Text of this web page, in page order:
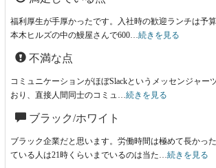
福利厚生が手厚かったです。入社時の歓迎ランチは予
本木ヒルズの中の鰻屋さんで600…続きを見る
不満な点
コミュニケーションがほぼSlackというメッセンジャー
おり、直接人間同士のコミュ…続きを見る
ブラック/ホワイト
ブラック企業だと思います。労働時間は極めて長かっ
ている人は21時くらいまでいるのは当た…続きを見る